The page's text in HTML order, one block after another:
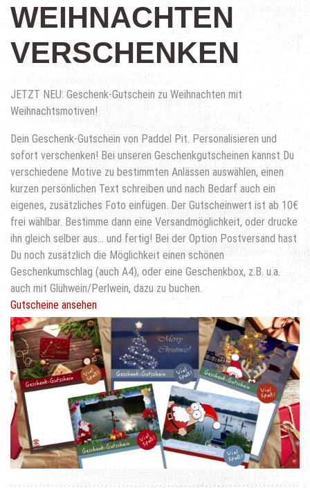
WEIHNACHTEN
VERSCHENKEN
JETZT NEU: Geschenk-Gutschein zu Weihnachten mit
Weihnachtsmotiven!
Dein Geschenk-Gutschein von Paddel Pit. Personalisieren und
sofort verschenken! Bei unseren Geschenkgutscheinen kannst Du
verschiedene Motive zu bestimmten Anlässen auswählen, einen
kurzen persönlichen Text schreiben und nach Bedarf auch ein
eigenes, zusätzliches Foto einfügen. Der Gutscheinwert ist ab 10€
frei wählbar. Bestimme dann eine Versandmöglichkeit, oder drucke
ihn gleich selber aus… und fertig! Bei der Option Postversand hast
Du noch zusätzlich die Möglichkeit einen schönen
Geschenkumschlag (auch A4), oder eine Geschenkbox, z.B. u.a.
auch mit Glühwein/Perlwein, dazu zu buchen.
Gutscheine ansehen